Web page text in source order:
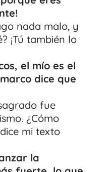
nada malo, y
¡Tú también lo
el mío es el
dice que
fue
¿Cómo
mi texto
la